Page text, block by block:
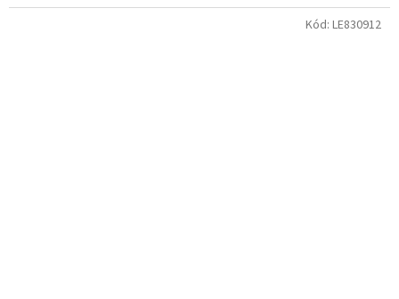
Kód: LE830912